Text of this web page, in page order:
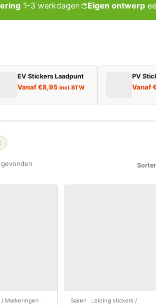
1–3 werkdagen🎨Eigen ontwerp
EV Stickers Laadpunt
Vanaf€8,95 incl. BTW
PV
Vanaf
Markeringen ·
Basen · Leiding stickers /